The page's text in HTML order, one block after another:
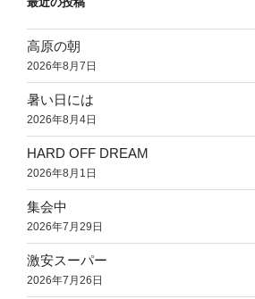
高原の朝
2026年8月7日
暑い日には
2026年8月4日
HARD OFF DREAM
2026年8月1日
集会中
2026年7月29日
激安スーパー
2026年7月26日